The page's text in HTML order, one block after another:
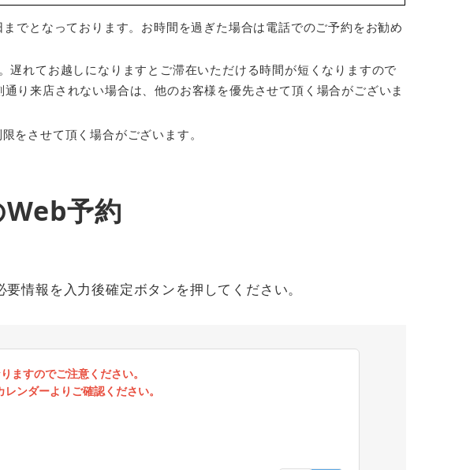
でとなっております。お時間を過ぎた場合は電話でのご予約をお勧め
れてお越しになりますとご滞在いただける時間が短くなりますので
り来店されない場合は、他のお客様を優先させて頂く場合がございま
をさせて頂く場合がございます。
予約
情報を入力後確定ボタンを押してください。